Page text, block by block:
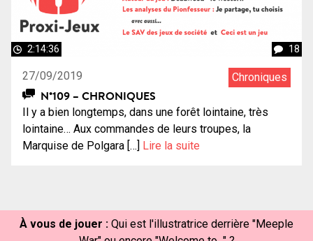
2:14:36 18
27/09/2019 Chroniques
N°109 – CHRONIQUES
Il y a bien longtemps, dans une forêt lointaine, très
lointaine… Aux commandes de leurs troupes, la
Marquise de Polgara […] Lire la suite
À vous de jouer : Qui est l'illustratrice derrière "Meeple